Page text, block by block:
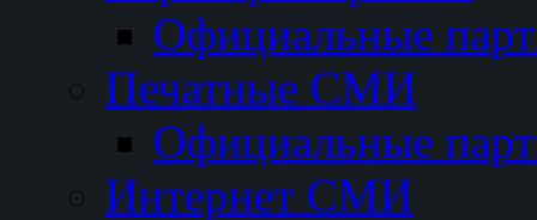
Официальные
Печатные СМИ
Официальные
Интернет СМИ